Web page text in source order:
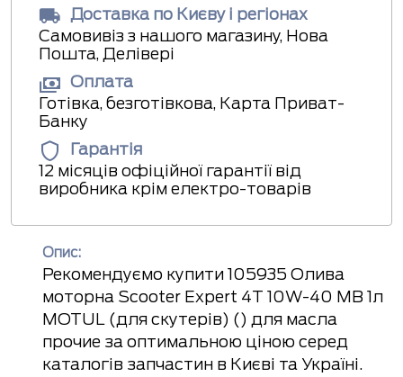
Доставка по Києву і регіонах
Самовивіз з нашого магазину, Нова
Пошта, Делівері
Оплата
Готівка, безготівкова, Карта Приват-
Банку
Гарантія
12 місяців офіційної гарантії від
виробника крім електро-товарів
Опис:
Рекомендуємо купити 105935 Олива
моторна Scooter Expert 4T 10W-40 MB 1л
MOTUL (для скутерів) () для масла
прочие за оптимальною ціною серед
каталогів запчастин в Києві та Україні.